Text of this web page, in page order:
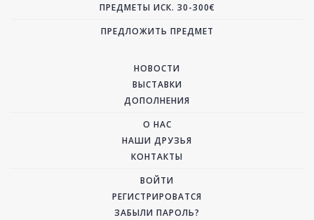
ПРЕДМЕТЫ ИСК. 30-300€
ПРЕДЛОЖИТЬ ПРЕДМЕТ
НОВОСТИ
ВЫСТАВКИ
ДОПОЛНЕНИЯ
О НАС
НАШИ ДРУЗЬЯ
КОНТАКТЫ
ВОЙТИ
РЕГИСТРИРОВАТСЯ
ЗАБЫЛИ ПАРОЛЬ?